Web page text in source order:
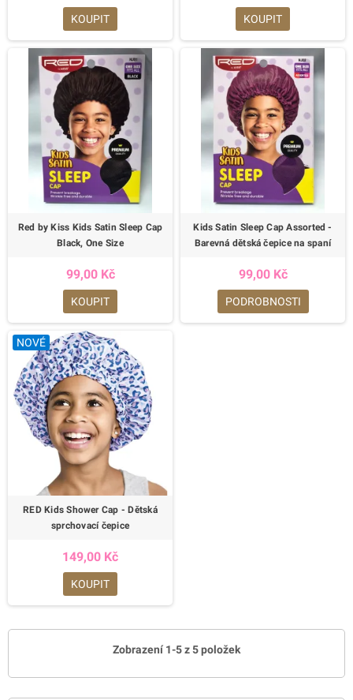
KOUPIT KOUPIT
Red by Kiss Kids Satin Sleep Cap
Black, One Size
99,00 Kč
KOUPIT
Kids Satin Sleep Cap Assorted -
Barevná dětská čepice na spaní
99,00 Kč
PODROBNOSTI
NOVÉ
RED Kids Shower Cap - Dětská
sprchovací čepice
149,00 Kč
KOUPIT
Zobrazení 1-5 z 5 položek